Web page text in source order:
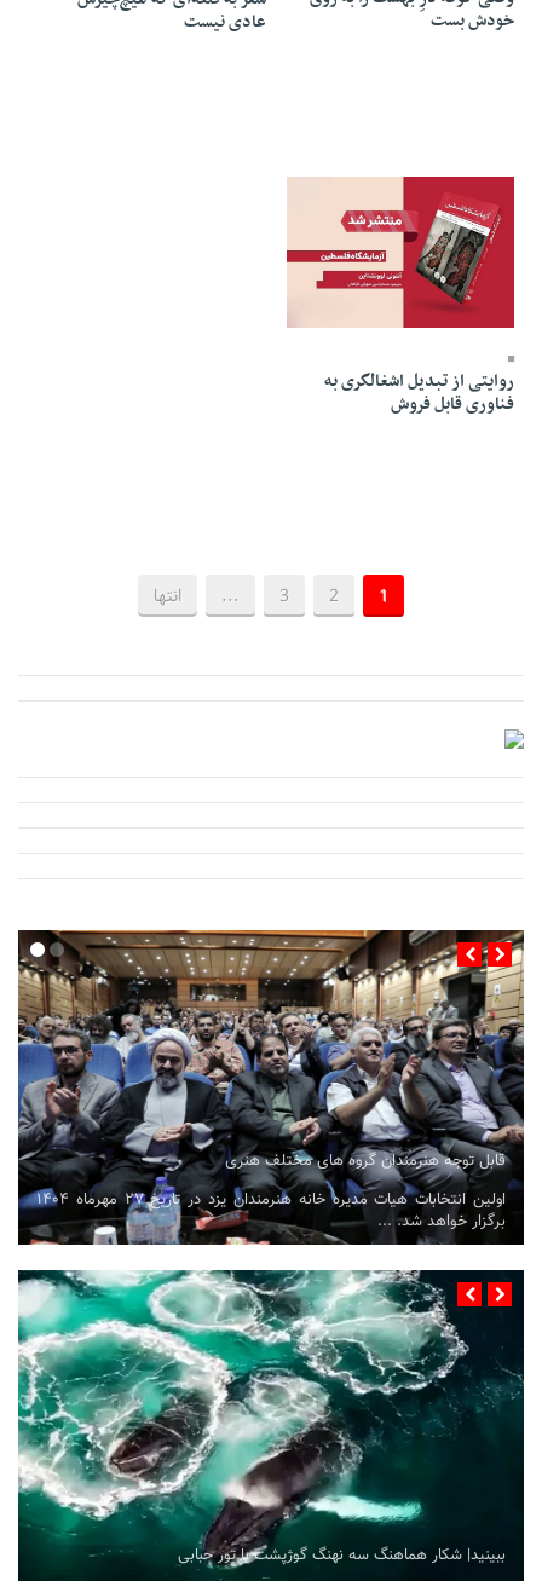
خودش بست عادی نیست
روایتی از تبدیل اشغالگری به
فناوری قابل فروش
1
2
3
... انتها
قابل توجه هنرمندان گروه های مختلف هنری
اولین انتخابات هیات مدیره خانه هنرمندان یزد در تاریخ ۲۷ مهرماه ۱۴۰۴
برگزار خواهد شد. ...
ببینید| شکار هماهنگ سه نهنگ گوژپشت با تور حبابی